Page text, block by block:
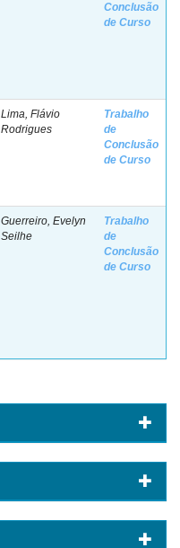
Conclusão
de Curso
Lima, Flávio
Rodrigues
Trabalho
de
Conclusão
de Curso
Guerreiro, Evelyn
Seilhe
Trabalho
de
Conclusão
de Curso